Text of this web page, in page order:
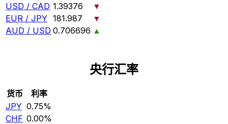
USD / CAD 1.39376
▼
EUR / JPY 181.987
▼
AUD / USD 0.706696 ▲
央行汇率
货币
利率
JPY 0.75%
CHF 0.00%